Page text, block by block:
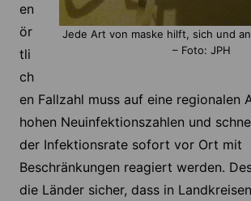
Jede Art von maske hilft, sich und
– Foto: JPH
en
ör
tli
ch
en Fallzahl muss auf eine regionalen
hohen Neuinfektionszahlen und
der Infektionsrate sofort vor Ort mit
Beschränkungen reagiert werden.
die Länder sicher, dass in